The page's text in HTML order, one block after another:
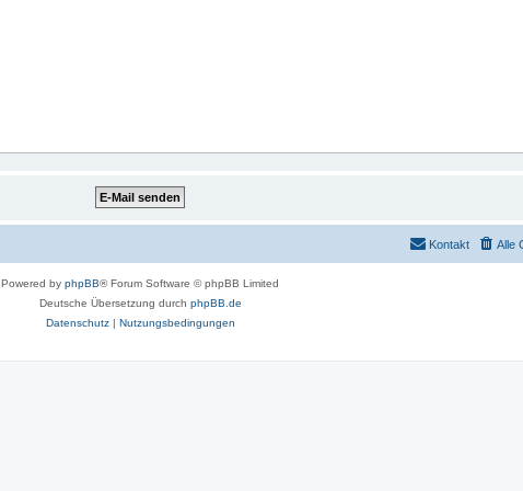
Alle
Kontakt
Powered by phpBB® Forum Software © phpBB Limited
Deutsche Übersetzung durch phpBB.de
Datenschutz| Nutzungsbedingungen